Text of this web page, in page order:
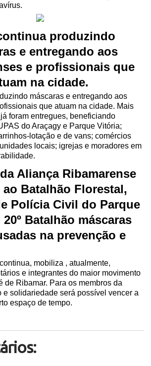
produzindo
e entregando aos
e profissionais que
na cidade.
máscaras e entregando aos
que atuam na cidade. Mais
foram entregues, beneficiando
do Araçagy e Parque Vitória;
lotação e de vans; comércios
locais; igrejas e moradores em
Aliança Ribamarense
ao Batalhão Florestal,
Polícia Civil do Parque
Batalhão máscaras
na prevenção e
mobiliza , atualmente,
e integrantes do maior movimento
de Ribamar. Para os membros da
e solidariedade será possível vencer a
espaço de tempo.